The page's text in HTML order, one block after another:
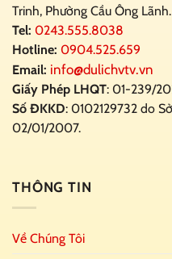
Trinh, Phường Cầu Ông Lãnh.
Tel: 0243.555.8038
Hotline: 0904.525.659
Email: info@dulichvtv.vn
Giấy Phép LHQT: 01-239/
Số ĐKKD: 0102129732 do
02/01/2007.
THÔNG TIN
Về Chúng Tôi